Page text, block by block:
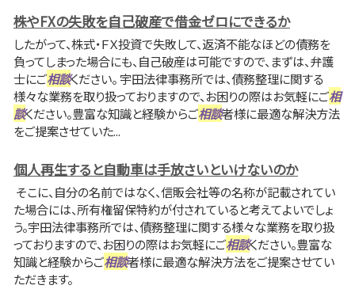
株やFXの失敗を自己破産で借金ゼロにできるか
したがって、株式・ＦＸ投資で失敗して、返済不能なほどの債務を
負ってしまった場合にも、自己破産は可能ですので、まずは、弁護
士にご相談ください。 宇田法律事務所では、債務整理に関する
様々な業務を取り扱っておりますので、お困りの際はお気軽にご相
談ください。豊富な知識と経験からご相談者様に最適な解決方法
をご提案させていた...
個人再生すると自動車は手放さいといけないのか
そこに、自分の名前ではなく、信販会社等の名称が記載されてい
た場合には、所有権留保特約が付されていると考えてよいでしょ
う。宇田法律事務所では、債務整理に関する様々な業務を取り扱
っておりますので、お困りの際はお気軽にご相談ください。豊富な
知識と経験からご相談者様に最適な解決方法をご提案させてい
ただきます。